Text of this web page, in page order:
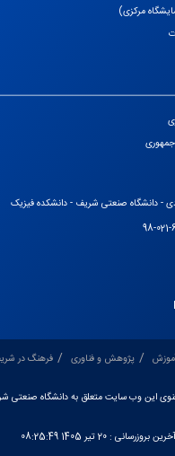
مرکزی)
- دانشگاه صنعتی شریف - دانشکده فیزیک
پژوهش و فناوری فرهنگ در شریف
این وب سایت متعلق به دانشگاه صنعتی
بروزرسانی :20 تیر 1405 08:25:49